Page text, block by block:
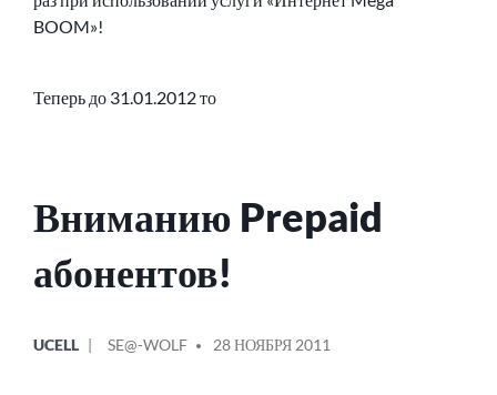
BOOM»!
Теперь до 31.01.2012 то
Вниманию Prepaid
абонентов!
В
UCELL
ОТ
SE@-WOLF 28 НОЯБРЯ 2011